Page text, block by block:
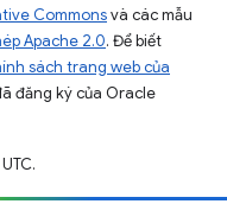
Commonsvà các mẫu
Apache 2.0. Để biết
sách trang web của
đăng ký của Oracle